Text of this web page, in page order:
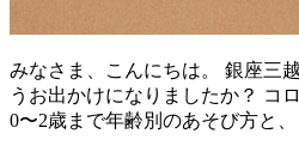
みなさま、こんにちは。 銀座三
うお出かけになりましたか？ コ
0〜2歳まで年齢別のあそび方と